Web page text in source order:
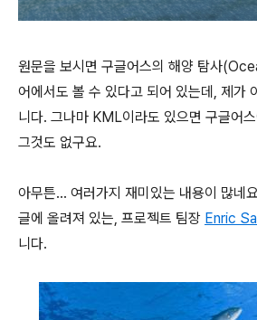
원문을 보시면 구글어스의 해양 탐사
어에서도 볼 수 있다고 되어 있는데, 제가
니다. 그나마 KML이라도 있으면 구글어
그것도 없구요.
아무튼... 여러가지 재미있는 내용이 많네
글에 올려져 있는, 프로젝트 팀장 Enric
니다.